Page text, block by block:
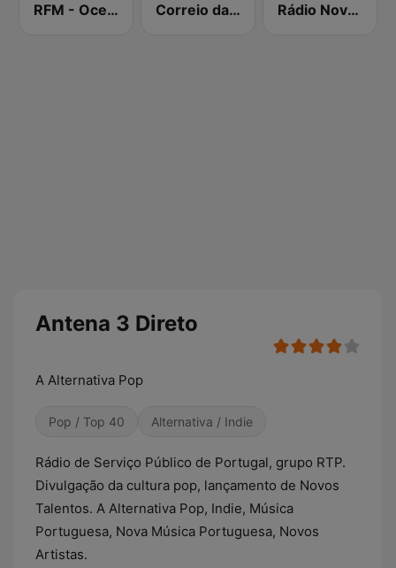
RFM - Oceano Pacífico Online Correio da Manhã Rádio Rádio Nova Era
Antena 3 Direto
A Alternativa Pop
Pop / Top 40 Alternativa / Indie
Rádio de Serviço Público de Portugal, grupo RTP.
Divulgação da cultura pop, lançamento de Novos
Talentos. A Alternativa Pop, Indie, Música
Portuguesa, Nova Música Portuguesa, Novos
Artistas.